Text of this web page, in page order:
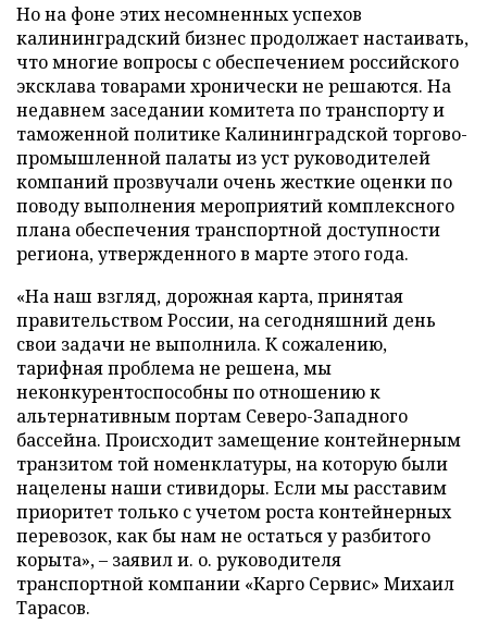
Но на фоне этих несомненных успехов
калининградский бизнес продолжает настаивать,
что многие вопросы с обеспечением российского
эксклава товарами хронически не решаются. На
недавнем заседании комитета по транспорту и
таможенной политике Калининградской торгово-
промышленной палаты из уст руководителей
компаний прозвучали очень жесткие оценки по
поводу выполнения мероприятий комплексного
плана обеспечения транспортной доступности
региона, утвержденного в марте этого года.
«На наш взгляд, дорожная карта, принятая
правительством России, на сегодняшний день
свои задачи не выполнила. К сожалению,
тарифная проблема не решена, мы
неконкурентоспособны по отношению к
альтернативным портам Северо-Западного
бассейна. Происходит замещение контейнерным
транзитом той номенклатуры, на которую были
нацелены наши стивидоры. Если мы расставим
приоритет только с учетом роста контейнерных
перевозок, как бы нам не остаться у разбитого
корыта», – заявил и. о. руководителя
транспортной компании «Карго Сервис» Михаил
Тарасов.